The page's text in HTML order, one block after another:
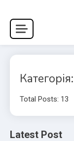
content
Категорія:
Total Posts: 13
Latest Post